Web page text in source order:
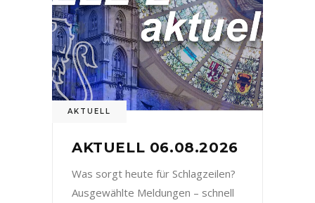
AKTUELL
AKTUELL 06.08.2026
Was sorgt heute für Schlagzeilen?
Ausgewählte Meldungen – schnell